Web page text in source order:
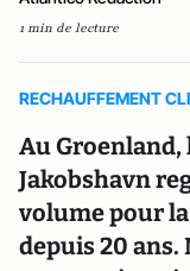
1 min de lecture
RECHAUFFEMENT
Au Groenland,
Jakobshavn
volume pour
depuis 20 ans.